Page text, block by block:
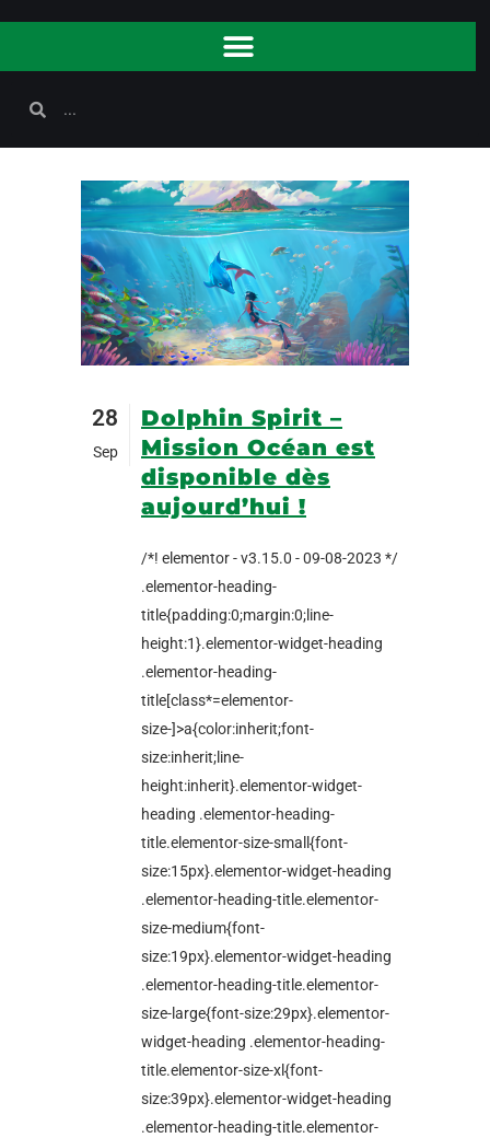
28
Sep
Dolphin Spirit –
Mission Océan est
disponible dès
aujourd’hui !
/*! elementor - v3.15.0 - 09-08-2023 */
.elementor-heading-
title{padding:0;margin:0;line-
height:1}.elementor-widget-heading
.elementor-heading-
title[class*=elementor-
size-]>a{color:inherit;font-
size:inherit;line-
height:inherit}.elementor-widget-
heading .elementor-heading-
title.elementor-size-small{font-
size:15px}.elementor-widget-heading
.elementor-heading-title.elementor-
size-medium{font-
size:19px}.elementor-widget-heading
.elementor-heading-title.elementor-
size-large{font-size:29px}.elementor-
widget-heading .elementor-heading-
title.elementor-size-xl{font-
size:39px}.elementor-widget-heading
.elementor-heading-title.elementor-